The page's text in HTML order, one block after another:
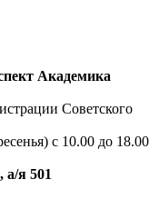
Академика
Советского
с 10.00 до 18.00
а/я 501